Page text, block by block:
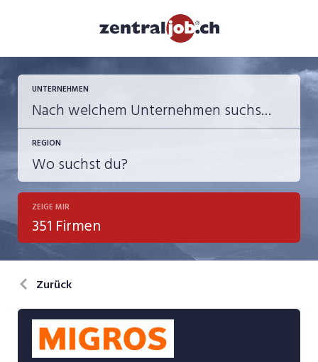
UNTERNEHMEN
REGION
ZEIGE MIR
351 Firmen
Zurück